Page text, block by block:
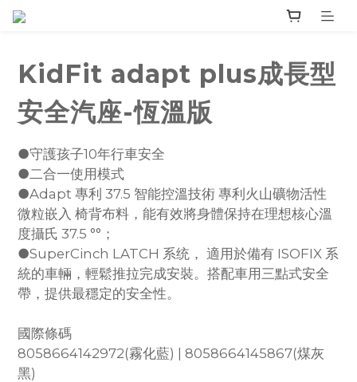
KidFit adapt plus成長型
安全汽座-恆溫版
●守護孩子10年行車安全
●二合一使用模式
●Adapt 專利 37.5 智能控溫技術 專利火山礦物活性
微粒嵌入 椅背布料，能有效將身體保持在理想核心溫
度攝氏 37.5 °°；
●SuperCinch LATCH 系统， 適用於備有 ISOFIX 系
統的車輛，輕鬆推拉完成安裝。搭配車用三點式安全
帶，提供最穩定的安全性。
國際條碼
8058664142972(霧化藍) | 8058664145867(煤灰
黑)